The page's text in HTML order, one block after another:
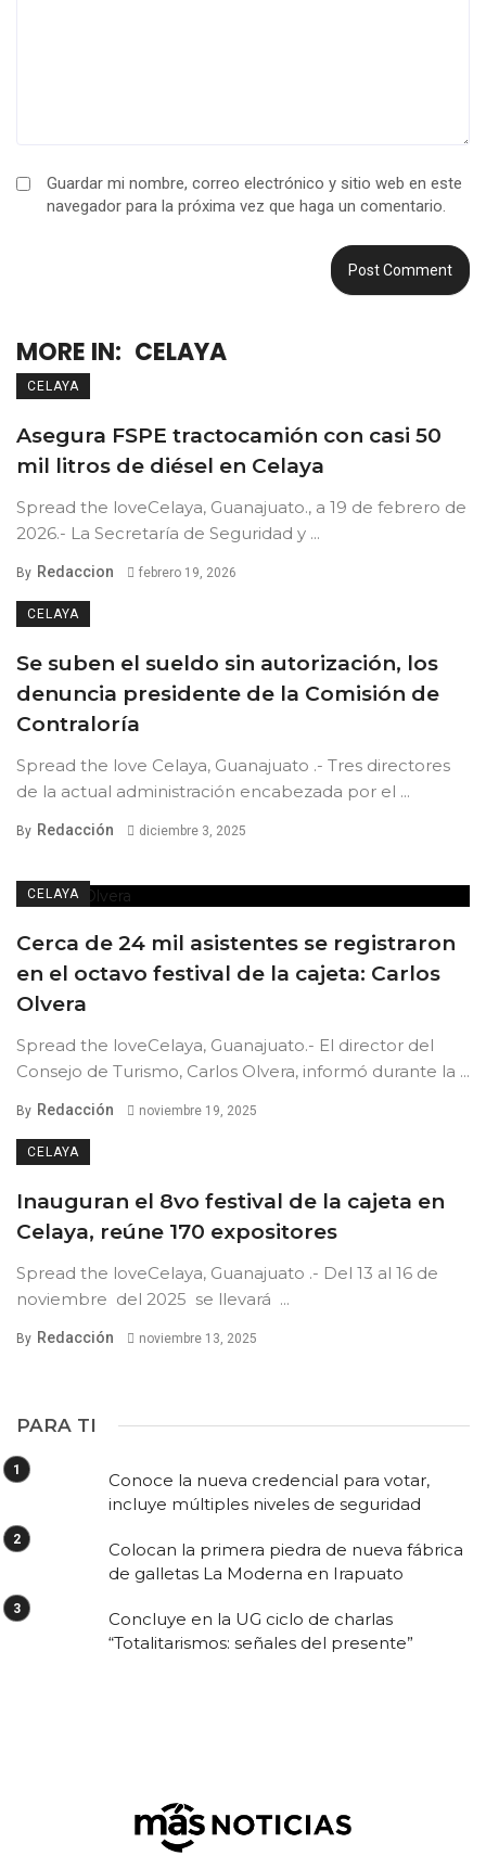
Guardar mi nombre, correo electrónico y sitio web en este
navegador para la próxima vez que haga un comentario.
MORE IN: CELAYA
CELAYA
Asegura FSPE tractocamión con casi 50
mil litros de diésel en Celaya
Spread the loveCelaya, Guanajuato., a 19 de febrero de
2026.- La Secretaría de Seguridad y ...
By Redaccion febrero 19, 2026
CELAYA
Se suben el sueldo sin autorización, los
denuncia presidente de la Comisión de
Contraloría
Spread the love Celaya, Guanajuato .- Tres directores
de la actual administración encabezada por el ...
By Redacción diciembre 3, 2025
CELAYA
Cerca de 24 mil asistentes se registraron
en el octavo festival de la cajeta: Carlos
Olvera
Spread the loveCelaya, Guanajuato.- El director del
Consejo de Turismo, Carlos Olvera, informó durante la ...
By Redacción noviembre 19, 2025
CELAYA
Inauguran el 8vo festival de la cajeta en
Celaya, reúne 170 expositores
Spread the loveCelaya, Guanajuato .- Del 13 al 16 de
noviembre del 2025 se llevará ...
By Redacción noviembre 13, 2025
PARA TI
Conoce la nueva credencial para votar,
incluye múltiples niveles de seguridad
Colocan la primera piedra de nueva fábrica
de galletas La Moderna en Irapuato
Concluye en la UG ciclo de charlas
“Totalitarismos: señales del presente”